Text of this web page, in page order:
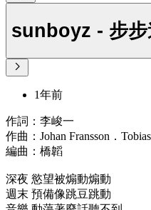
sunboyz - 步步
1年前
作詞：李峻一
作曲：Johan Fransson．
編曲：橋韜
深夜 慾望被煽動煽動
週末 預備像跳豆跳動